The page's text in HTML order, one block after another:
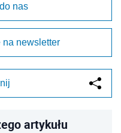
nas
na newsletter
artykułu